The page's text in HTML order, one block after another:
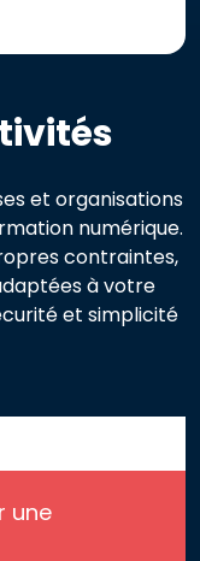
et organisations
numérique.
contraintes,
à votre
et simplicité
une